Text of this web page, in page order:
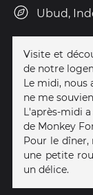
Ubud,
Visite et
de notre
Le midi, nous
ne me
L'après-midi
de Monkey
Pour le dîner,
une petite
un délice.